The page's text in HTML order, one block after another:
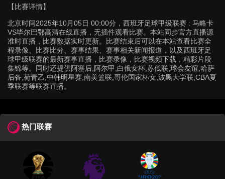
【比赛详情】
北京时间2025年10月05日 00:00分，西班牙足球甲级联赛 : 马略卡
VS毕尔巴鄂高清在线直播，无插件观看比赛。本站同步官方直播源
准时直播，比赛数据实时更新。比赛结束后可以在本站查看比赛全
程录像、比赛比分、赛事结果、赛事相关新闻报道，以及西班牙足
球甲级联赛的最新赛事直播，比赛录像，比赛视频下载，精彩片段
集锦等。同时还提供阿塞后,阿尔甲,白俄女杯,苏低联,球会友谊,哈萨
后备,荷青乙,中韩明星赛,南美篮联,哥伦国家杯女,波黑大学联,CBA夏
季联赛等联赛直播。
热门联赛